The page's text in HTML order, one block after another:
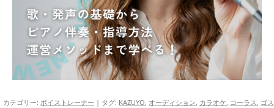
カテゴリー: ボイストレーナー | タグ: KAZUYO オーディション カラオケ コーラス ゴス